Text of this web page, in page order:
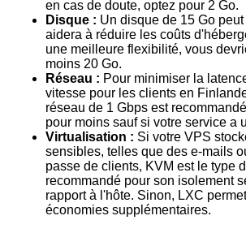
en cas de doute, optez pour 2 Go.
Disque : Un disque de 15 Go
aidera à réduire les coûts
une meilleure flexibilité, vous
moins 20 Go.
Réseau : Pour minimiser la
vitesse pour les clients en
réseau de 1 Gbps est
pour moins sauf si votre service a
Virtualisation : Si votre VPS
sensibles, telles que des e-mails
passe de clients, KVM est le type
recommandé pour son isolement
rapport à l'hôte. Sinon, LXC
économies supplémentaires.